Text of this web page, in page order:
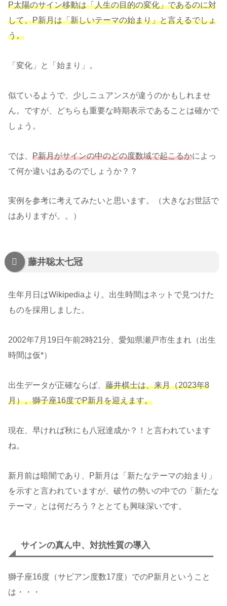
P太陽のサイン移動は「人生の目的の変化」であるのに対
して、P新月は「新しいテーマの始まり」と言えるでしょ
う。
「変化」と「始まり」。
似ているようで、少しニュアンスが違うのかもしれませ
ん。ですが、どちらも重要な時期表示であることは確かで
しょう。
では、 P新月がサインの中のどの度数域で起こるかによっ
て何か違いはあるのでしょうか？？
実例を参考に考えてみたいと思います。（大きなお世話で
はありますが。。）
藤井聡太七冠
生年月日はWikipediaより。出生時間はネットで見つけた
ものを採用しました。
2002年7月19日午前2時21分、愛知県瀬戸市生まれ（出生
時間は仮*）
出生データが正確ならば、 藤井棋士は、来月（2023年8
月）、獅子座16度でP新月を迎えます。
現在、早ければ秋にも八冠達成か？！と言われています
ね。
新月前は暗闇であり、P新月は「新たなテーマの始まり」
を示すと言われていますが、破竹の勢いの中での「新たな
テーマ」とは何だろう？ととても興味深いです。
サインの真ん中、対抗性質の導入
獅子座16度（サビアン度数17度）でのP新月ということ
は・・・